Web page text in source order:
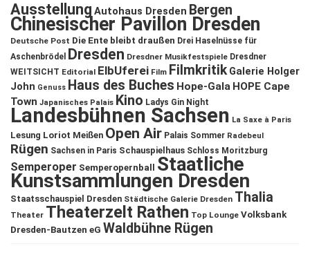
Ausstellung Autohaus Dresden Bergen
Chinesischer Pavillon Dresden
Deutsche Post Die Ente bleibt draußen Drei Haselnüsse für
Aschenbrödel
Dresden Dresdner Musikfestspiele Dresdner
WEITSICHT Editorial ElbUferei Film Filmkritik Galerie Holger
John Genuss Haus des Buches Hope-Gala HOPE Cape
Town Japanisches Palais Kino Ladys Gin Night
Landesbühnen Sachsen La Saxe à Paris
Lesung Loriot Meißen Open Air Palais Sommer Radebeul
Rügen Sachsen in Paris Schauspielhaus Schloss Moritzburg
Semperoper Semperopernball Staatliche
Kunstsammlungen Dresden
Staatsschauspiel Dresden Städtische Galerie Dresden Thalia
Theater Theaterzelt Rathen Top Lounge Volksbank
Dresden-Bautzen eG Waldbühne Rügen